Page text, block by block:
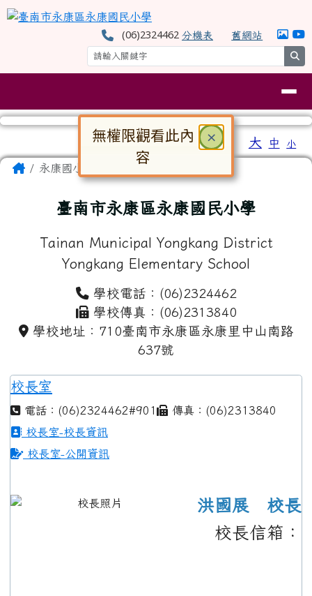
跳至主內容區
臺南市永康區永康國民小學
(06)2324462分機表 舊網站
⏸
大 中 小
主內容區域
Home永康國小
臺南市永康區永康國民小學
Tainan Municipal Yongkang District
Yongkang Elementary School
學校電話：(06)2324462
學校傳真：(06)2313840
學校地址：710臺南市永康區永康里中山南路
637號
校長室
電話：(06)2324462#901
傳真：(06)2313840
校長室-校長資訊
校長室-公開資訊
洪國展 校長
校長信箱：
頁尾區域
× 關閉
無權限觀看此內
容
對話框已開啟。請使用 Tab 鍵在